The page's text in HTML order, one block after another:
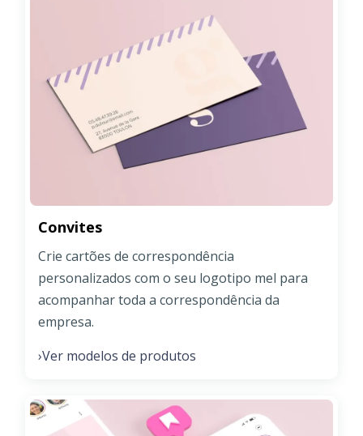
Convites
Crie cartões de correspondência
personalizados com o seu logotipo mel para
acompanhar toda a correspondência da
empresa.
›Ver modelos de produtos